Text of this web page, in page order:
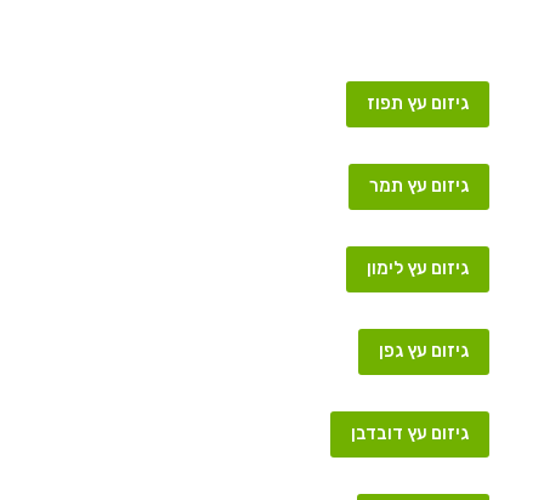
גיזום עץ תפוז
גיזום עץ תמר
גיזום עץ לימון
גיזום עץ גפן
גיזום עץ דובדבן